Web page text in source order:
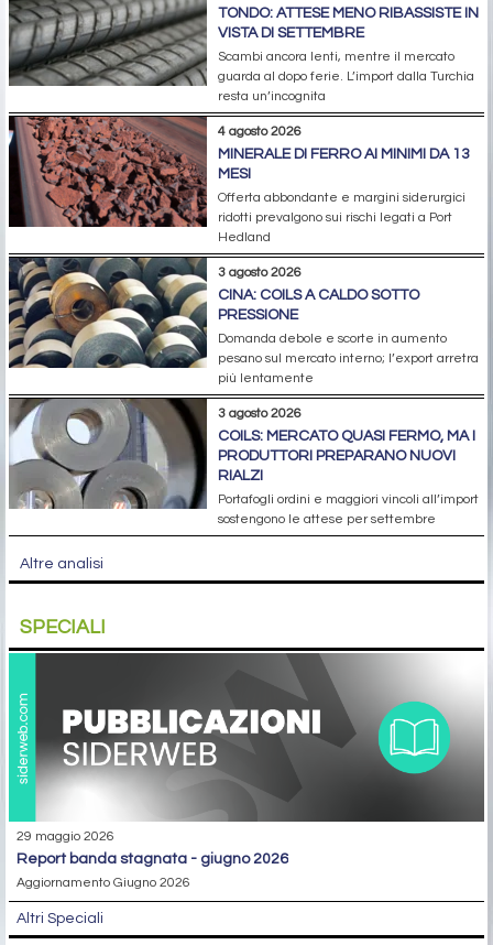
TONDO: ATTESE MENO RIBASSISTE IN
VISTA DI SETTEMBRE
Scambi ancora lenti, mentre il mercato
guarda al dopo ferie. L’import dalla Turchia
resta un’incognita
4 agosto 2026
MINERALE DI FERRO AI MINIMI DA 13
MESI
Offerta abbondante e margini siderurgici
ridotti prevalgono sui rischi legati a Port
Hedland
3 agosto 2026
CINA: COILS A CALDO SOTTO
PRESSIONE
Domanda debole e scorte in aumento
pesano sul mercato interno; l’export arretra
più lentamente
3 agosto 2026
COILS: MERCATO QUASI FERMO, MA I
PRODUTTORI PREPARANO NUOVI
RIALZI
Portafogli ordini e maggiori vincoli all’import
sostengono le attese per settembre
Altre analisi
SPECIALI
29 maggio 2026
report banda stagnata - giugno 2026
Aggiornamento Giugno 2026
Altri Speciali